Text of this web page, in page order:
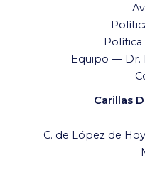
Política
Equipo — Dr.
Carillas
C. de López de